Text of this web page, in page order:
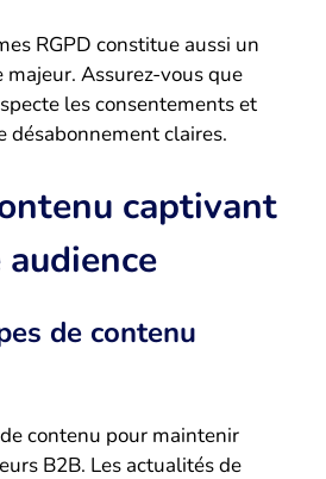
RGPD constitue aussi un
Assurez-vous que
les consentements et
désabonnement claires.
captivant
de contenu
contenu pour maintenir
B2B. Les actualités de